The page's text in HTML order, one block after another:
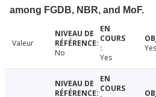
among FGDB, NBR, and MoF.
Valeur
No
Yes
Yes